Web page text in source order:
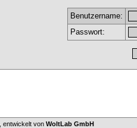
Benutzername:
Passwort:
, entwickelt von WoltLab GmbH